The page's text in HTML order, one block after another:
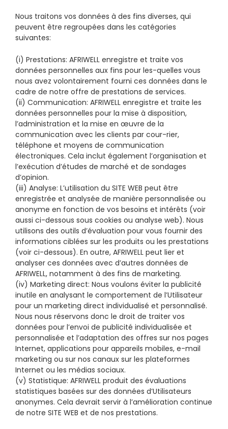
Nous traitons vos données à des fins diverses, qui
peuvent être regroupées dans les catégories
suivantes:
(i) Prestations: AFRIWELL enregistre et traite vos
données personnelles aux fins pour les-quelles vous
nous avez volontairement fourni ces données dans le
cadre de notre offre de prestations de services.
(ii) Communication: AFRIWELL enregistre et traite les
données personnelles pour la mise à disposition,
l’administration et la mise en œuvre de la
communication avec les clients par cour-rier,
téléphone et moyens de communication
électroniques. Cela inclut également l’organisation et
l’exécution d’études de marché et de sondages
d’opinion.
(iii) Analyse: L’utilisation du SITE WEB peut être
enregistrée et analysée de manière personnalisée ou
anonyme en fonction de vos besoins et intérêts (voir
aussi ci-dessous sous cookies ou analyse web). Nous
utilisons des outils d’évaluation pour vous fournir des
informations ciblées sur les produits ou les prestations
(voir ci-dessous). En outre, AFRIWELL peut lier et
analyser ces données avec d’autres données de
AFRIWELL, notamment à des fins de marketing.
(iv) Marketing direct: Nous voulons éviter la publicité
inutile en analysant le comportement de l’Utilisateur
pour un marketing direct individualisé et personnalisé.
Nous nous réservons donc le droit de traiter vos
données pour l’envoi de publicité individualisée et
personnalisée et l’adaptation des offres sur nos pages
Internet, applications pour appareils mobiles, e-mail
marketing ou sur nos canaux sur les plateformes
Internet ou les médias sociaux.
(v) Statistique: AFRIWELL produit des évaluations
statistiques basées sur des données d’Utilisateurs
anonymes. Cela devrait servir à l’amélioration continue
de notre SITE WEB et de nos prestations.